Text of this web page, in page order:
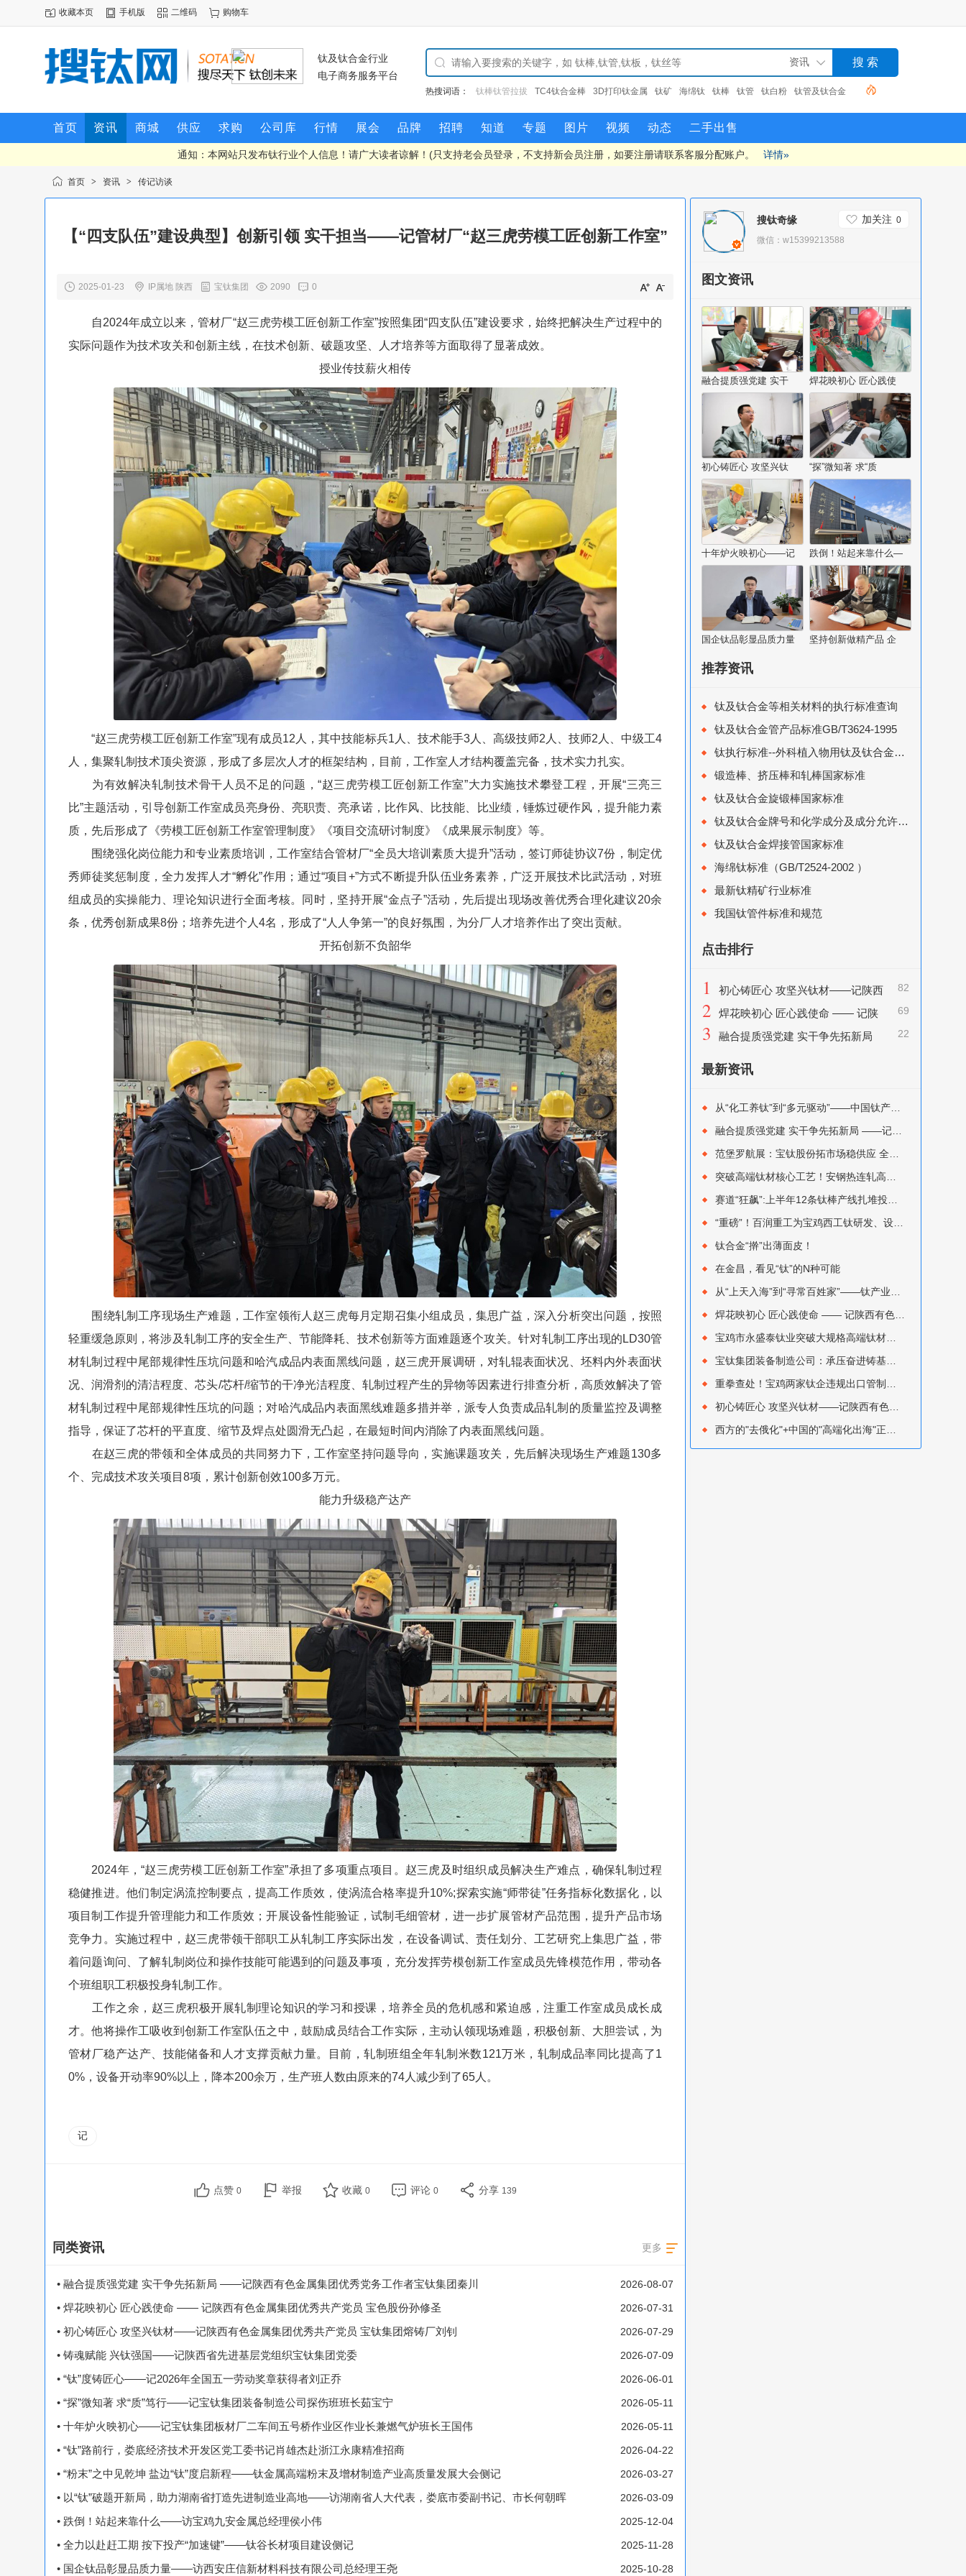
收藏本页 手机版 二维码 购物车
钛及钛合金行业
电子商务服务平台
热搜词语： TC4钛合金棒 3D打印钛金属 钛矿 海绵钛 钛棒 钛管 钛白粉 钛管及钛合金 TC4钛合金 钛
棒钛管拉拔
首页 资讯 商城 供应 求购 公司库 行情 展会 品牌 招聘 知道 专题 图片 视频 动态 二手出售
通知：本网站只发布钛行业个人信息！请广大读者谅解！(只支持老会员登录，不支持新会员注册，如要注册请联系客服分配账户。 详情»
首页 > 资讯 > 传记访谈
【“四支队伍”建设典型】创新引领 实干担当——记管材厂“赵三虎劳模工匠创新工作室”
2025-01-23 IP属地 陕西 宝钛集团 2090 0
自2024年成立以来，管材厂“赵三虎劳模工匠创新工作室”按照集团“四支队伍”建设要求，始终把解决生产过程中的
实际问题作为技术攻关和创新主线，在技术创新、破题攻坚、人才培养等方面取得了显著成效。
授业传技薪火相传
“赵三虎劳模工匠创新工作室”现有成员12人，其中技能标兵1人、技术能手3人、高级技师2人、技师2人、中级工4
人，集聚轧制技术顶尖资源，形成了多层次人才的框架结构，目前，工作室人才结构覆盖完备，技术实力扎实。
为有效解决轧制技术骨干人员不足的问题，“赵三虎劳模工匠创新工作室”大力实施技术攀登工程，开展“三亮三
比”主题活动，引导创新工作室成员亮身份、亮职责、亮承诺，比作风、比技能、比业绩，锤炼过硬作风，提升能力素
质，先后形成了《劳模工匠创新工作室管理制度》《项目交流研讨制度》《成果展示制度》等。
围绕强化岗位能力和专业素质培训，工作室结合管材厂“全员大培训素质大提升”活动，签订师徒协议7份，制定优
秀师徒奖惩制度，全力发挥人才“孵化”作用；通过“项目+”方式不断提升队伍业务素养，广泛开展技术比武活动，对班
组成员的实操能力、理论知识进行全面考核。同时，坚持开展“金点子”活动，先后提出现场改善优秀合理化建议20余
条，优秀创新成果8份；培养先进个人4名，形成了“人人争第一”的良好氛围，为分厂人才培养作出了突出贡献。
开拓创新不负韶华
围绕轧制工序现场生产难题，工作室领衔人赵三虎每月定期召集小组成员，集思广益，深入分析突出问题，按照
轻重缓急原则，将涉及轧制工序的安全生产、节能降耗、技术创新等方面难题逐个攻关。针对轧制工序出现的LD30管
材轧制过程中尾部规律性压坑问题和哈汽成品内表面黑线问题，赵三虎开展调研，对轧辊表面状况、坯料内外表面状
况、润滑剂的清洁程度、芯头/芯杆/缩节的干净光洁程度、轧制过程产生的异物等因素进行排查分析，高质效解决了管
材轧制过程中尾部规律性压坑的问题；对哈汽成品内表面黑线难题多措并举，派专人负责成品轧制的质量监控及调整
指导，保证了芯杆的平直度、缩节及焊点处圆滑无凸起，在最短时间内消除了内表面黑线问题。
在赵三虎的带领和全体成员的共同努力下，工作室坚持问题导向，实施课题攻关，先后解决现场生产难题130多
个、完成技术攻关项目8项，累计创新创效100多万元。
能力升级稳产达产
2024年，“赵三虎劳模工匠创新工作室”承担了多项重点项目。赵三虎及时组织成员解决生产难点，确保轧制过程
稳健推进。他们制定涡流控制要点，提高工作质效，使涡流合格率提升10%;探索实施“师带徒”任务指标化数据化，以
项目制工作提升管理能力和工作质效；开展设备性能验证，试制毛细管材，进一步扩展管材产品范围，提升产品市场
竞争力。实施过程中，赵三虎带领干部职工从轧制工序实际出发，在设备调试、责任划分、工艺研究上集思广益，带
着问题询问、了解轧制岗位和操作技能可能遇到的问题及事项，充分发挥劳模创新工作室成员先锋模范作用，带动各
个班组职工积极投身轧制工作。
工作之余，赵三虎积极开展轧制理论知识的学习和授课，培养全员的危机感和紧迫感，注重工作室成员成长成
才。他将操作工吸收到创新工作室队伍之中，鼓励成员结合工作实际，主动认领现场难题，积极创新、大胆尝试，为
管材厂稳产达产、技能储备和人才支撑贡献力量。目前，轧制班组全年轧制米数121万米，轧制成品率同比提高了1
0%，设备开动率90%以上，降本200余万，生产班人数由原来的74人减少到了65人。
记
点赞 0 举报 收藏 0 评论 0 分享 139
更多
同类资讯
2026-08-07
• 融合提质强党建 实干争先拓新局 ——记陕西有色金属集团优秀党务工作者宝钛集团秦川
2026-07-31
• 焊花映初心 匠心践使命 —— 记陕西有色金属集团优秀共产党员 宝色股份孙修圣
2026-07-29
• 初心铸匠心 攻坚兴钛材——记陕西有色金属集团优秀共产党员 宝钛集团熔铸厂刘钊
2026-07-09
• 铸魂赋能 兴钛强国——记陕西省先进基层党组织宝钛集团党委
2026-06-01
• “钛”度铸匠心——记2026年全国五一劳动奖章获得者刘正乔
2026-05-11
• “探”微知著 求“质”笃行——记宝钛集团装备制造公司探伤班班长茹宝宁
2026-05-11
• 十年炉火映初心——记宝钛集团板材厂二车间五号桥作业区作业长兼燃气炉班长王国伟
2026-04-22
• “钛”路前行，娄底经济技术开发区党工委书记肖雄杰赴浙江永康精准招商
2026-03-27
• “粉末”之中见乾坤 盐边“钛”度启新程——钛金属高端粉末及增材制造产业高质量发展大会侧记
2026-03-09
• 以“钛”破题开新局，助力湖南省打造先进制造业高地——访湖南省人大代表，娄底市委副书记、市长何朝晖
2025-12-04
• 跌倒！站起来靠什么——访宝鸡九安金属总经理侯小伟
2025-11-28
• 全力以赴赶工期 按下投产“加速键”——钛谷长材项目建设侧记
2025-10-28
• 国企钛品彰显品质力量——访西安庄信新材料科技有限公司总经理王尧
搜钛奇缘 加关注 0
微信：w15399213588
图文资讯
融合提质强党建 实干 焊花映初心 匠心践使
初心铸匠心 攻坚兴钛 “探”微知著 求“质
十年炉火映初心——记 跌倒！站起来靠什么—
国企钛品彰显品质力量 坚持创新做精产品 企
推荐资讯
钛及钛合金等相关材料的执行标准查询
钛及钛合金管产品标准GB/T3624-1995
钛执行标准--外科植入物用钛及钛合金加工材执行标准
锻造棒、挤压棒和轧棒国家标准
钛及钛合金旋锻棒国家标准
钛及钛合金牌号和化学成分及成分允许偏差国家标准
钛及钛合金焊接管国家标准
海绵钛标准（GB/T2524-2002 ）
最新钛精矿行业标准
我国钛管件标准和规范
点击排行
82
1
初心铸匠心 攻坚兴钛材——记陕西
有色金属集团优秀共产党员 宝钛集团熔铸
厂刘钊
69
2
焊花映初心 匠心践使命 —— 记陕
西有色金属集团优秀共产党员 宝色股份孙22
3
融合提质强党建 实干争先拓新局
最新资讯
钛合金“擀”出薄面皮！
在金昌，看见“钛”的N种可能